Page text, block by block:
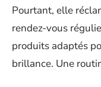
Pourtant, elle
rendez-vous
produits adaptés
brillance. Une